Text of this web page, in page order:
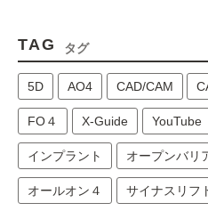
TAG タグ
5D AO4 CAD/CAM
FO４ X-Guide YouTube
インプラント オープンバリ
オールオン４ サイナスリフ